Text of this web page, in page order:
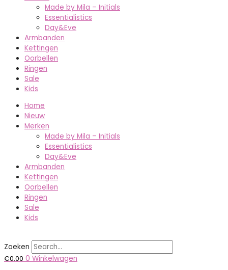
Made by Mila – Initials
Essentialistics
Day&Eve
Armbanden
Kettingen
Oorbellen
Ringen
Sale
Kids
Home
Nieuw
Merken
Made by Mila – Initials
Essentialistics
Day&Eve
Armbanden
Kettingen
Oorbellen
Ringen
Sale
Kids
Zoeken
€0.00 0 Winkelwagen